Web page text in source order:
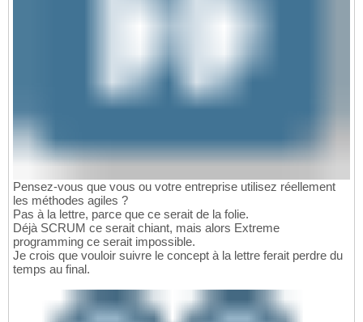
Pensez-vous que vous ou votre entreprise utilisez réellement
les méthodes agiles ?
Pas à la lettre, parce que ce serait de la folie.
Déjà SCRUM ce serait chiant, mais alors Extreme
programming ce serait impossible.
Je crois que vouloir suivre le concept à la lettre ferait perdre du
temps au final.